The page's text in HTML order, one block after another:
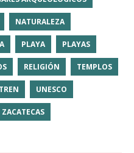
NATURALEZA
PLAYA PLAYAS
RELIGIÓN TEMPLOS
TREN UNESCO
ZACATECAS